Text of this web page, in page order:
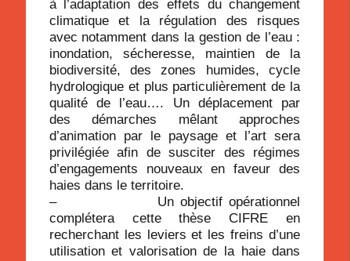
à l’adaptation des effets du changement
climatique et la régulation des risques
avec notamment dans la gestion de l’eau :
inondation, sécheresse, maintien de la
biodiversité, des zones humides, cycle
hydrologique et plus particulièrement de la
qualité de l’eau…. Un déplacement par
des démarches mêlant approches
d’animation par le paysage et l’art sera
privilégiée afin de susciter des régimes
d’engagements nouveaux en faveur des
haies dans le territoire.
– Un objectif opérationnel
complétera cette thèse CIFRE en
recherchant les leviers et les freins d’une
utilisation et valorisation de la haie dans